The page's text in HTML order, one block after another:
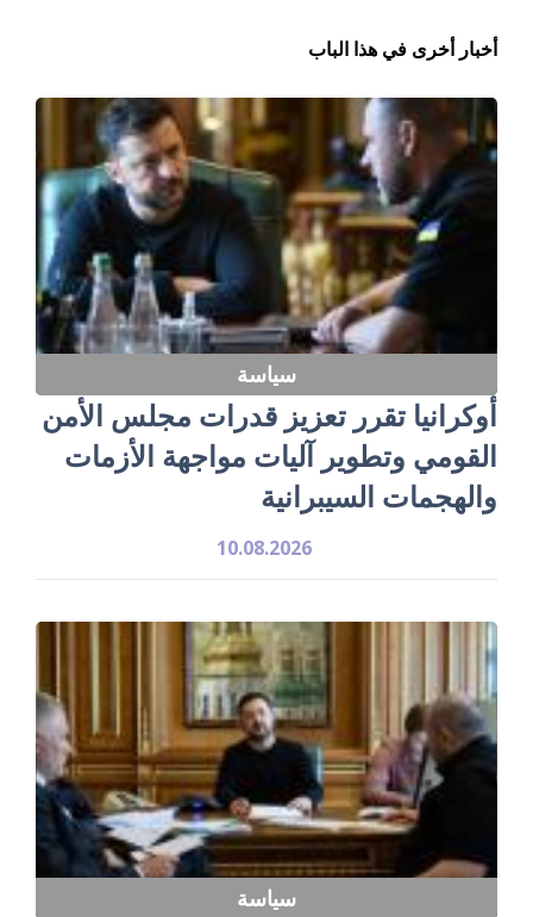
أخبار أخرى في هذا الباب
سياسة
أوكرانيا تقرر تعزيز قدرات مجلس الأمن
القومي وتطوير آليات مواجهة الأزمات
والهجمات السيبرانية
10.08.2026
سياسة